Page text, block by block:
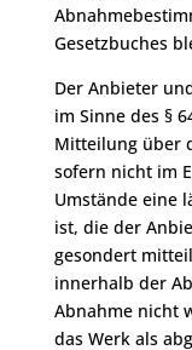
Gesetzbuches
Der Anbieter
im Sinne des §
Mitteilung über
sofern nicht im
Umstände eine
ist, die der
gesondert
innerhalb der
Abnahme nicht
das Werk als